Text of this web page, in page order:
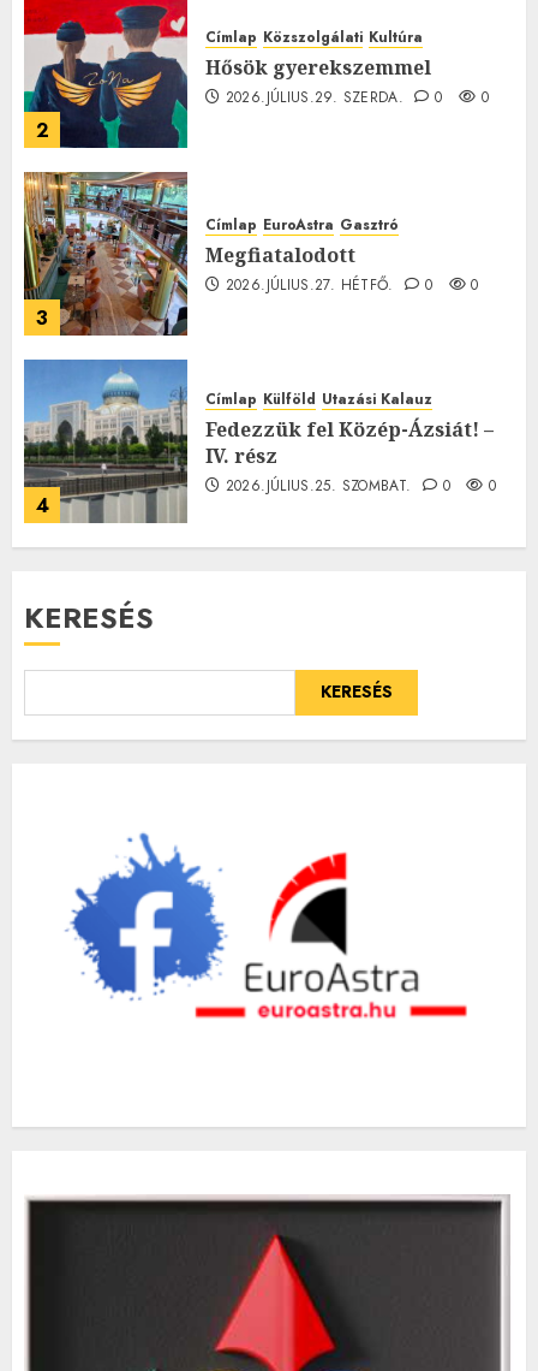
2
Címlap Közszolgálati Kultúra
Hősök gyerekszemmel
2026.JÚLIUS.29. SZERDA. 0 0
3
Címlap EuroAstra Gasztró
Megfiatalodott
2026.JÚLIUS.27. HÉTFŐ. 0 0
4
Címlap Külföld Utazási Kalauz
Fedezzük fel Közép-Ázsiát! –
IV. rész
2026.JÚLIUS.25. SZOMBAT. 0 0
KERESÉS
KERESÉS